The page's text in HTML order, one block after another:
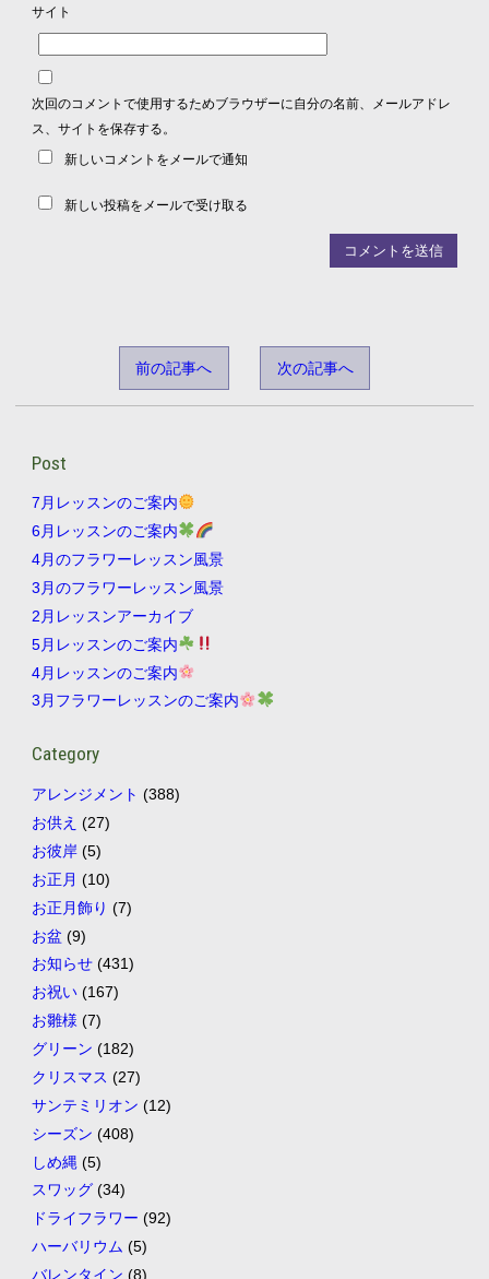
サイト
次回のコメントで使用するためブラウザーに自分の名前、メールアドレ
ス、サイトを保存する。
新しいコメントをメールで通知
新しい投稿をメールで受け取る
前の記事へ 次の記事へ
Post
7月レッスンのご案内
6月レッスンのご案内
4月のフラワーレッスン風景
3月のフラワーレッスン風景
2月レッスンアーカイブ
5月レッスンのご案内
4月レッスンのご案内
3月フラワーレッスンのご案内
Category
アレンジメント (388)
お供え (27)
お彼岸(5)
お正月 (10)
お正月飾り (7)
お盆 (9)
お知らせ(431)
お祝い(167)
お雛様 (7)
グリーン (182)
クリスマス (27)
サンテミリオン (12)
シーズン (408)
しめ縄 (5)
スワッグ(34)
ドライフラワー (92)
ハーバリウム (5)
バレンタイン (8)